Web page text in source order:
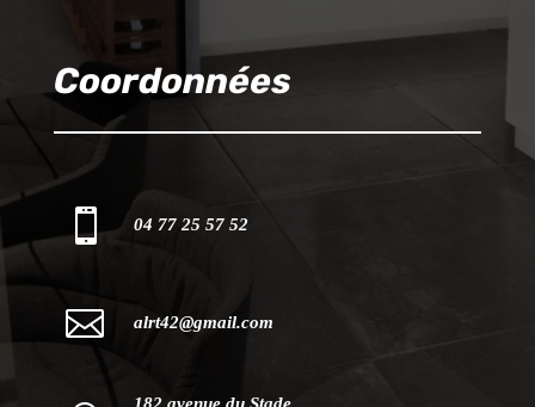
Coordonnées
 04 77 25 57 52
 alrt42@gmail.com